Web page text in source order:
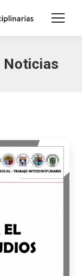
Noticias